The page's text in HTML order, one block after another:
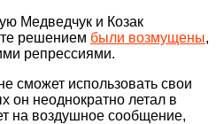
Медведчук и Козак
решением были возмущены,
репрессиями.
сможет использовать свои
он неоднократно летал в
на воздушное сообщение,